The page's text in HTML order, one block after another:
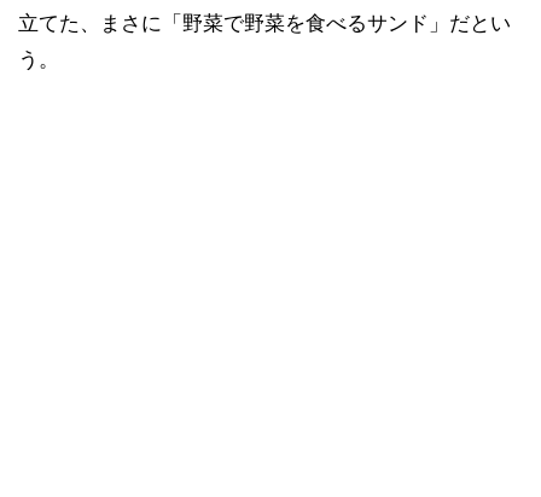
立てた、まさに「野菜で野菜を食べるサンド」だとい
う。